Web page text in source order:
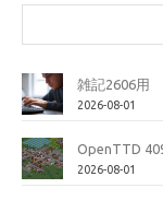
雑記2606用
2026-08-01
OpenTTD
2026-08-01